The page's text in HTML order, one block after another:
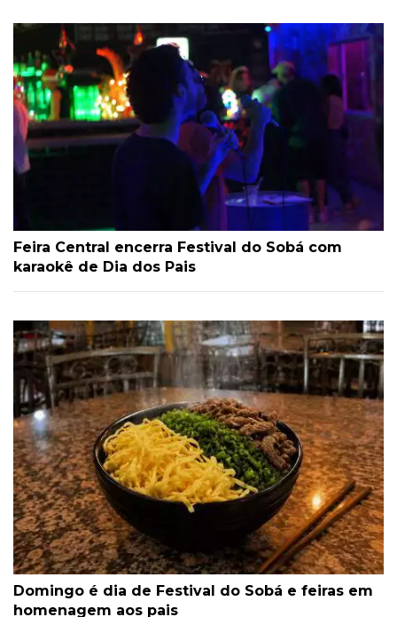
Feira Central encerra Festival do Sobá com
karaokê de Dia dos Pais
Domingo é dia de Festival do Sobá e feiras em
homenagem aos pais